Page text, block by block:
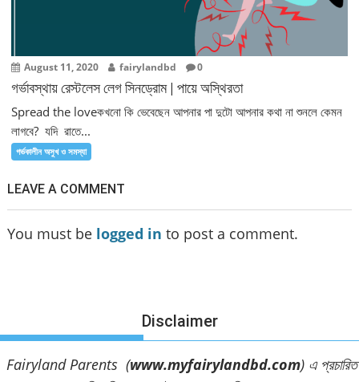
August 11, 2020 fairylandbd 0
গর্ভাবস্থায় রেস্টলেস লেগ সিনড্রোম | পায়ে অস্থিরতা
Spread the loveকখনো কি ভেবেছেন আপনার পা দুটো আপনার কথা না শুনলে কেমন
লাগবে? যদি রাতে...
গর্ভকালীন অসুখ ও সমস্যা
LEAVE A COMMENT
You must be logged in to post a comment.
Disclaimer
Fairyland Parents (www.myfairylandbd.com) এ প্রচারিত